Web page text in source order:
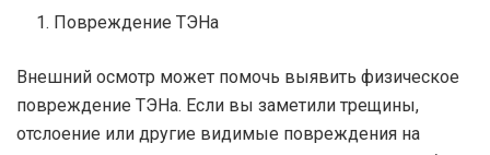
Повреждение ТЭНа
Внешний осмотр может помочь выявить физическое
повреждение ТЭНа. Если вы заметили трещины,
отслоение или другие видимые повреждения на